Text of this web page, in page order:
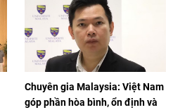
Chuyên gia Malaysia: Việt Nam
góp phần hòa bình, ổn định và